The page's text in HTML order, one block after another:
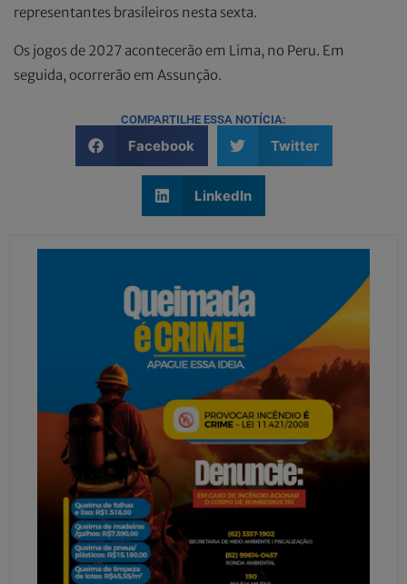
representantes brasileiros nesta sexta.
Os jogos de 2027 acontecerão em Lima, no Peru. Em
seguida, ocorrerão em Assunção.
COMPARTILHE ESSA NOTÍCIA:
Facebook Twitter
LinkedIn